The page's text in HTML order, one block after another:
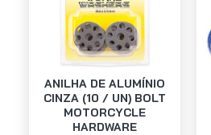
ANILHA DE ALUMÍNIO
CINZA (10 / UN) BOLT
MOTORCYCLE
HARDWARE